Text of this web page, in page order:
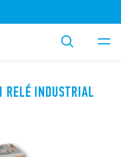
INDUSTRIAL